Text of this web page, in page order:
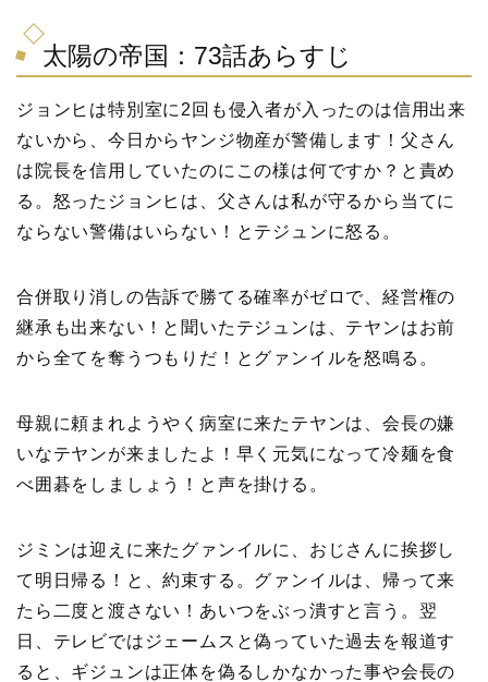
太陽の帝国：73話あらすじ
ジョンヒは特別室に2回も侵入者が入ったのは信用出来
ないから、今日からヤンジ物産が警備します！父さん
は院長を信用していたのにこの様は何ですか？と責め
る。怒ったジョンヒは、父さんは私が守るから当てに
ならない警備はいらない！とテジュンに怒る。
合併取り消しの告訴で勝てる確率がゼロで、経営権の
継承も出来ない！と聞いたテジュンは、テヤンはお前
から全てを奪うつもりだ！とグァンイルを怒鳴る。
母親に頼まれようやく病室に来たテヤンは、会長の嫌
いなテヤンが来ましたよ！早く元気になって冷麺を食
べ囲碁をしましょう！と声を掛ける。
ジミンは迎えに来たグァンイルに、おじさんに挨拶し
て明日帰る！と、約束する。グァンイルは、帰って来
たら二度と渡さない！あいつをぶっ潰すと言う。翌
日、テレビではジェームスと偽っていた過去を報道す
ると、ギジュンは正体を偽るしかなかった事や会長の